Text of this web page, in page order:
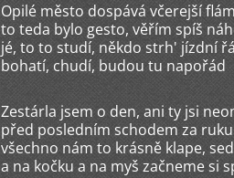
Opilé město dospává včerejší flám
to teda bylo gesto, věřím spíš
jé, to to studí, někdo strh' jízdní
bohatí, chudí, budou tu napořád
Zestárla jsem o den, ani ty jsi
před posledním schodem za
všechno nám to krásně klape,
a na kočku a na myš začneme si